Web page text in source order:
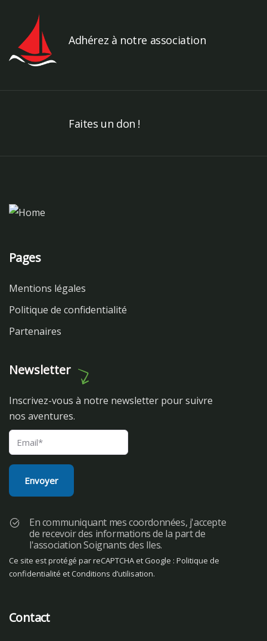
Adhérez à notre association
Faites un don !
Pages
Mentions légales
Politique de confidentialité
Partenaires
Newsletter
Inscrivez-vous à notre newsletter pour suivre
nos aventures.
En communiquant mes coordonnées, j'accepte
de recevoir des informations de la part de
l'association Soignants des Iles.
Ce site est protégé par reCAPTCHA et Google : Politique de
confidentialité etConditions d’utilisation.
Contact